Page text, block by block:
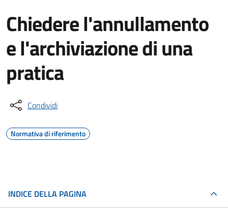
Chiedere l'annullamento
e l'archiviazione di una
pratica
Condividi
Normativa di riferimento
INDICE DELLA PAGINA